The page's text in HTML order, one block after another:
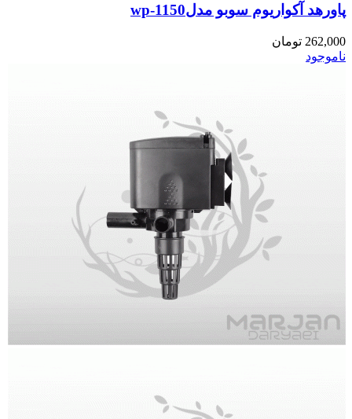
پاورهد آکواریوم سوبو مدلwp-1150
262,000 تومان
ناموجود